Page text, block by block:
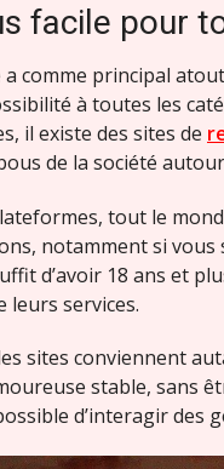
facile pour
comme principal
à toutes les
il existe des sites de
de la société
tout le
notamment si vous
d’avoir 18 ans et
services.
sites conviennent
stable, sans
d’interagir des